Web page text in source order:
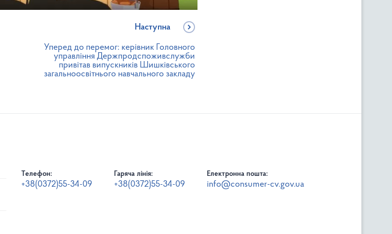
Наступна
Уперед до перемог: керівник Головного
управління Держпродспоживслужби
привітав випускників Шишківського
загальноосвітнього навчального закладу
Телефон:
+38(0372)55-34-09
Гаряча лінія:
+38(0372)55-34-09
Електронна пошта:
info@consumer-cv.gov.ua